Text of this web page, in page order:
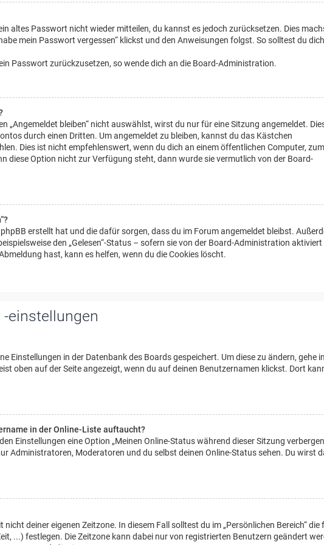
altes Passwort nicht wieder mitteilen, du kannst es jedoch zurücksetzen. Dies
mein Passwort vergessen“ klickst und den Anweisungen folgst. So solltest du dich
Passwort zurückzusetzen, so wende dich an die Board-Administration.
„Angemeldet bleiben“ nicht auswählst, wirst du nur für eine Sitzung angemeldet.
durch einen Dritten. Um angemeldet zu bleiben, kannst du das Kästchen
Dies ist nicht empfehlenswert, wenn du dich an einem öffentlichen Computer, zum
diese Option nicht zur Verfügung steht, dann wurde sie vermutlich von der Board-
phpBB erstellt hat und die dafür sorgen, dass du im Forum angemeldet bleibst.
den „Gelesen“-Status – sofern sie von der Board-Administration aktiviert
hast, kann es helfen, wenn du die Cookies löscht.
-einstellungen
Einstellungen in der Datenbank des Boards gespeichert. Um diese zu ändern, gehe
oben auf der Seite angezeigt, wenn du auf deinen Benutzernamen klickst. Dort
in der Online-Liste auftaucht?
Einstellungen eine Option „Meinen Online-Status während dieser Sitzung
Administratoren, Moderatoren und du selbst deinen Online-Status sehen. Du wirst
deiner eigenen Zeitzone. In diesem Fall solltest du im „Persönlichen Bereich“ die
...) festlegen. Die Zeitzone kann dabei nur von registrierten Benutzern geändert